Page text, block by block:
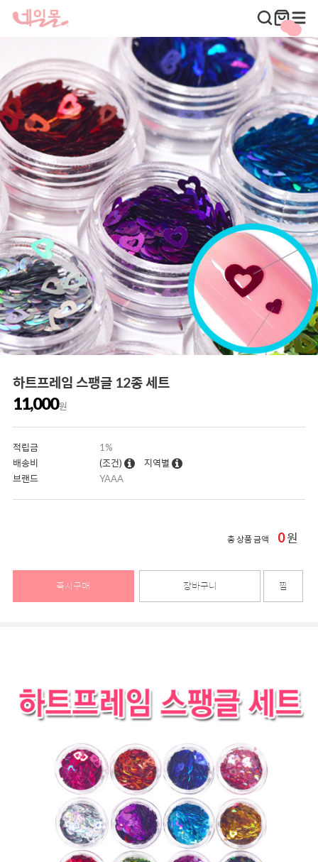
하트프레임 스팽글 12종 세트
11,000원
적립금
1%
배송비
(조건)
지역별
브랜드
YAAA
총 상품 금액 0원
즉시구매 장바구니 찜